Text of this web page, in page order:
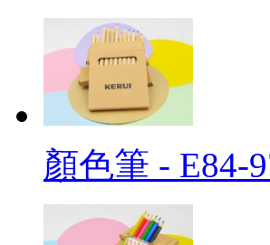
顏色筆 - E84-